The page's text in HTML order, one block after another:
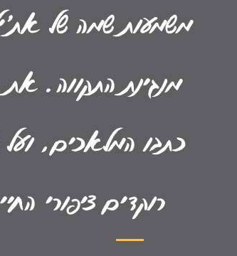
משמעות שמה של
מנגינת התקווה. את
כתבו המלאכים, ועל
רוקדים ציפורי